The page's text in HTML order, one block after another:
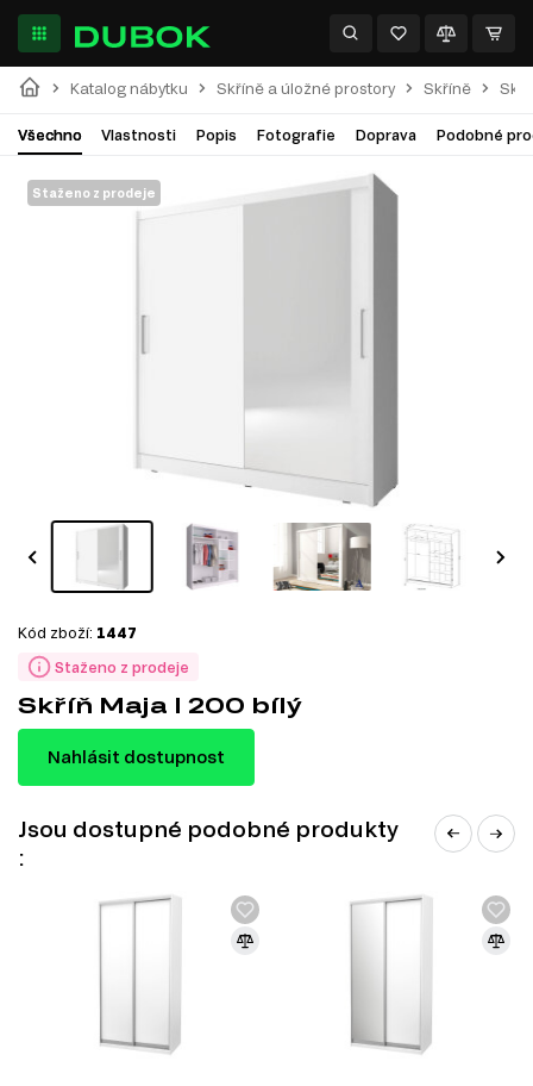
Katalog nábytku Skříně a úložné prostory Skříně
Všechno Vlastnosti Popis Fotografie Doprava Podobné
Staženo z prodeje
Staženo z prodeje
Kód zboží: 1447
Skříň Maja I 200 bílý
Nahlásit dostupnost
Jsou dostupné podobné produkty
: